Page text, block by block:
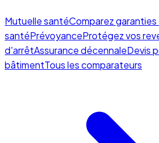
Mutuelle santéComparez
santéPrévoyanceProtégez vos
d'arrêtAssurance décennaleDevis
bâtimentTous les comparateurs